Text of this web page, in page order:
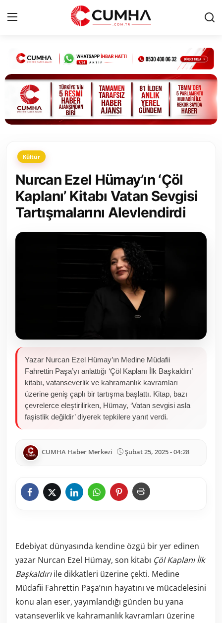
Kurumsal
Cumhurbaşkanlığı
Bakanlıklar
Siyasi Partiler
Yerel Yönetimler
Mülki İdare
Toplum ve Yaşam
Kamu Kurumları ve Üst Kurullar
Kültür
Nurcan Ezel Hümay’ın ‘Çöl
Kaplanı’ Kitabı Vatan Sevgisi
Tartışmalarını Alevlendirdi
Yazar Nurcan Ezel Hümay’ın Medine Müdafii
Fahrettin Paşa’yı anlattığı ‘Çöl Kaplanı İlk Başkaldırı’
kitabı, vatanseverlik ve kahramanlık kavramları
üzerine geniş çaplı bir tartışma başlattı. Kitap, bazı
çevrelerce eleştirilirken, Hümay, ‘Vatan sevgisi asla
faşistlik değildir’ diyerek tepkilere yanıt verdi.
CUMHA Haber Merkezi Şubat 25, 2025 - 04:28
Edebiyat dünyasında kendine özgü bir yer edinen
yazar Nurcan Ezel Hümay, son kitabı Çöl Kaplanı İlk
Başkaldırıile dikkatleri üzerine çekti. Medine
Müdafii Fahrettin Paşa’nın hayatını ve mücadelesini
konu alan eser, yayımlandığı günden bu yana
vatanseverlik ve kahramanlık kavramları üzerine